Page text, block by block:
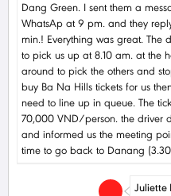
Dang Green. I sent them a
WhatsAp at 9 pm. and they
min.! Everything was great. The
to pick us up at 8.10 am. at the
around to pick the others and
buy Ba Na Hills tickets for us
need to line up in queue. The
70,000 VND/person. the driver
and informed us the meeting
time to go back to Danang
Juliette